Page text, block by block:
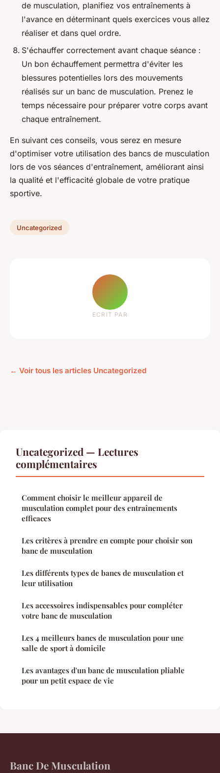
de musculation, planifiez vos entraînements à
l'avance en déterminant quels exercices vous allez
réaliser et dans quel ordre.
S'échauffer correctement avant chaque séance :
Un bon échauffement permettra d'éviter les
blessures potentielles lors des mouvements
réalisés sur un banc de musculation. Prenez le
temps nécessaire pour préparer votre corps avant
chaque entraînement.
En suivant ces conseils, vous serez en mesure
d'optimiser votre utilisation des bancs de musculation
lors de vos séances d'entraînement, améliorant ainsi
la qualité et l'efficacité globale de votre pratique
sportive.
Uncategorized
ECRIT PAR
← Voir tous les articles Uncategorized
Uncategorized — Lectures
complémentaires
Comment choisir le meilleur appareil de
musculation complet pour des entraînements
efficaces
Les critères à prendre en compte pour choisir son
banc de musculation
Les différents types de bancs de musculation et
leur utilisation
Les accessoires indispensables pour compléter
votre banc de musculation
Les 4 meilleurs bancs de musculation pour une
salle de sport à domicile
Les avantages d'un banc de musculation pliable
pour un petit espace de vie
Banc De Musculation